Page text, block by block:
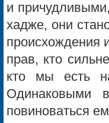
и
хадже, они
происхождения
прав, кто
кто мы есть
Одинаковыми
повиноваться